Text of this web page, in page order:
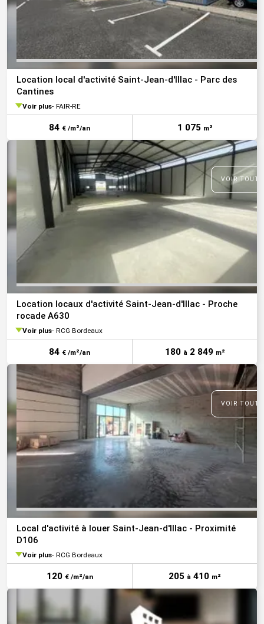
Location local d'activité Saint-Jean-d'Illac - Parc des
Cantines
Voir plus FAIR-RE
84 € /m²/an 1 075 m²
VOIR
Location locaux d'activité Saint-Jean-d'Illac - Proche
rocade A630
Voir plus RCG Bordeaux
84 € /m²/an 180 à2 849 m²
VOIR
Local d'activité à louer Saint-Jean-d'Illac - Proximité
D106
Voir plus RCG Bordeaux
120 € /m²/an 205 à 410 m²